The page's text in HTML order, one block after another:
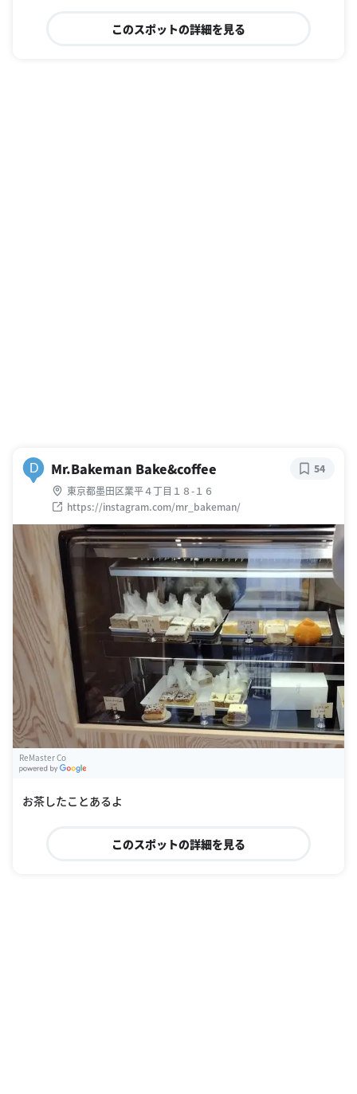
このスポットの詳細を見る
D Mr.Bakeman Bake&coffee
東京都墨田区業平４丁目１８-１６
https://instagram.com/mr_bakeman/
54
ReMaster Co
お茶したことあるよ
このスポットの詳細を見る